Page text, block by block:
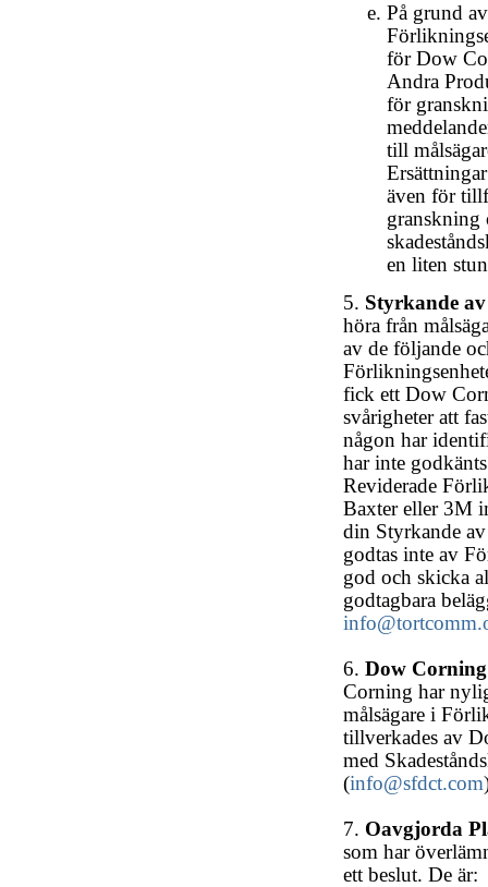
På grund
för Dow
Andra
för
till
även för
granskning
en liten
5. Styrkande
höra från
av de följande
fick ett Dow
svårigheter att
någon har
har inte
Reviderade
Baxter eller 3M
din Styrkande
godtas inte av
god och skicka
godtagbara
6. Dow
Corning har
målsägare i
tillverkades av
med
(info@sfdct.com
7. Oavgjorda
som har
ett beslut. De är: